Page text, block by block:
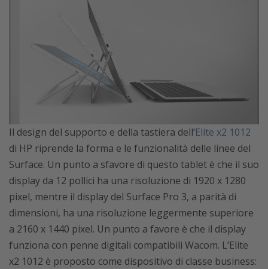
Il design del supporto e della tastiera dell’Elite x2 1012
di HP riprende la forma e le funzionalità delle linee del
Surface. Un punto a sfavore di questo tablet è che il suo
display da 12 pollici ha una risoluzione di 1920 x 1280
pixel, mentre il display del Surface Pro 3, a parità di
dimensioni, ha una risoluzione leggermente superiore
a 2160 x 1440 pixel. Un punto a favore è che il display
funziona con penne digitali compatibili Wacom. L’Elite
x2 1012 è proposto come dispositivo di classe business: